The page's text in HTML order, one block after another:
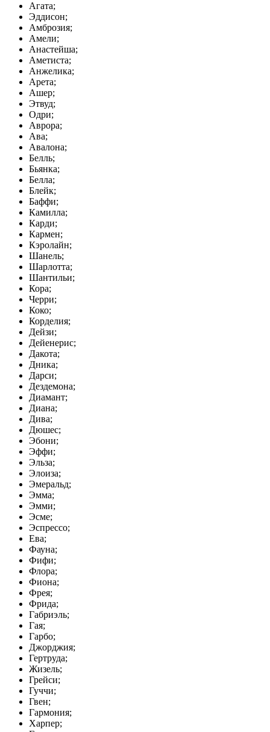
Агата;
Эддисон;
Амброзия;
Амели;
Анастейша;
Аметиста;
Анжелика;
Арета;
Ашер;
Этвуд;
Одри;
Аврора;
Ава;
Авалона;
Белль;
Бьянка;
Белла;
Блейк;
Баффи;
Камилла;
Карди;
Кармен;
Кэролайн;
Шанель;
Шарлотта;
Шантильи;
Кора;
Черри;
Коко;
Корделия;
Дейзи;
Дейенерис;
Дакота;
Дника;
Дарси;
Дездемона;
Диамант;
Диана;
Дива;
Дюшес;
Эбони;
Эффи;
Эльза;
Элоиза;
Эмеральд;
Эмма;
Эмми;
Эсме;
Эспрессо;
Ева;
Фауна;
Фифи;
Флора;
Фиона;
Фрея;
Фрида;
Габриэль;
Гая;
Гарбо;
Джорджия;
Гертруда;
Жизель;
Грейси;
Гуччи;
Гвен;
Гармония;
Харпер;